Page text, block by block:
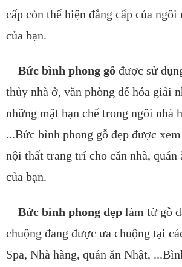
cấp còn thể hiện đẳng cấp của ngôi
của bạn.
Bức bình phong gỗ được sử
thủy nhà ở, văn phòng để hóa giải
những mặt hạn chế trong ngôi nhà
...Bức bình phong gỗ đẹp được
nội thất trang trí cho căn nhà, quán
của bạn.​
Bức bình phong đẹp làm từ gỗ
chuộng đang được ưa chuộng tại
Spa, Nhà hàng, quán ăn Nhật,